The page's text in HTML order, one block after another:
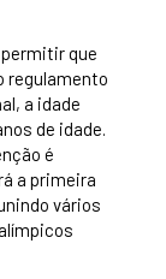
que
regulamento
a idade
de idade.
é
a primeira
vários